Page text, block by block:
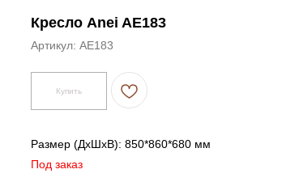
Кресло Anei AE183
Артикул: AE183
Купить
Размер (ДxШxВ): 850*860*680 мм
Под заказ